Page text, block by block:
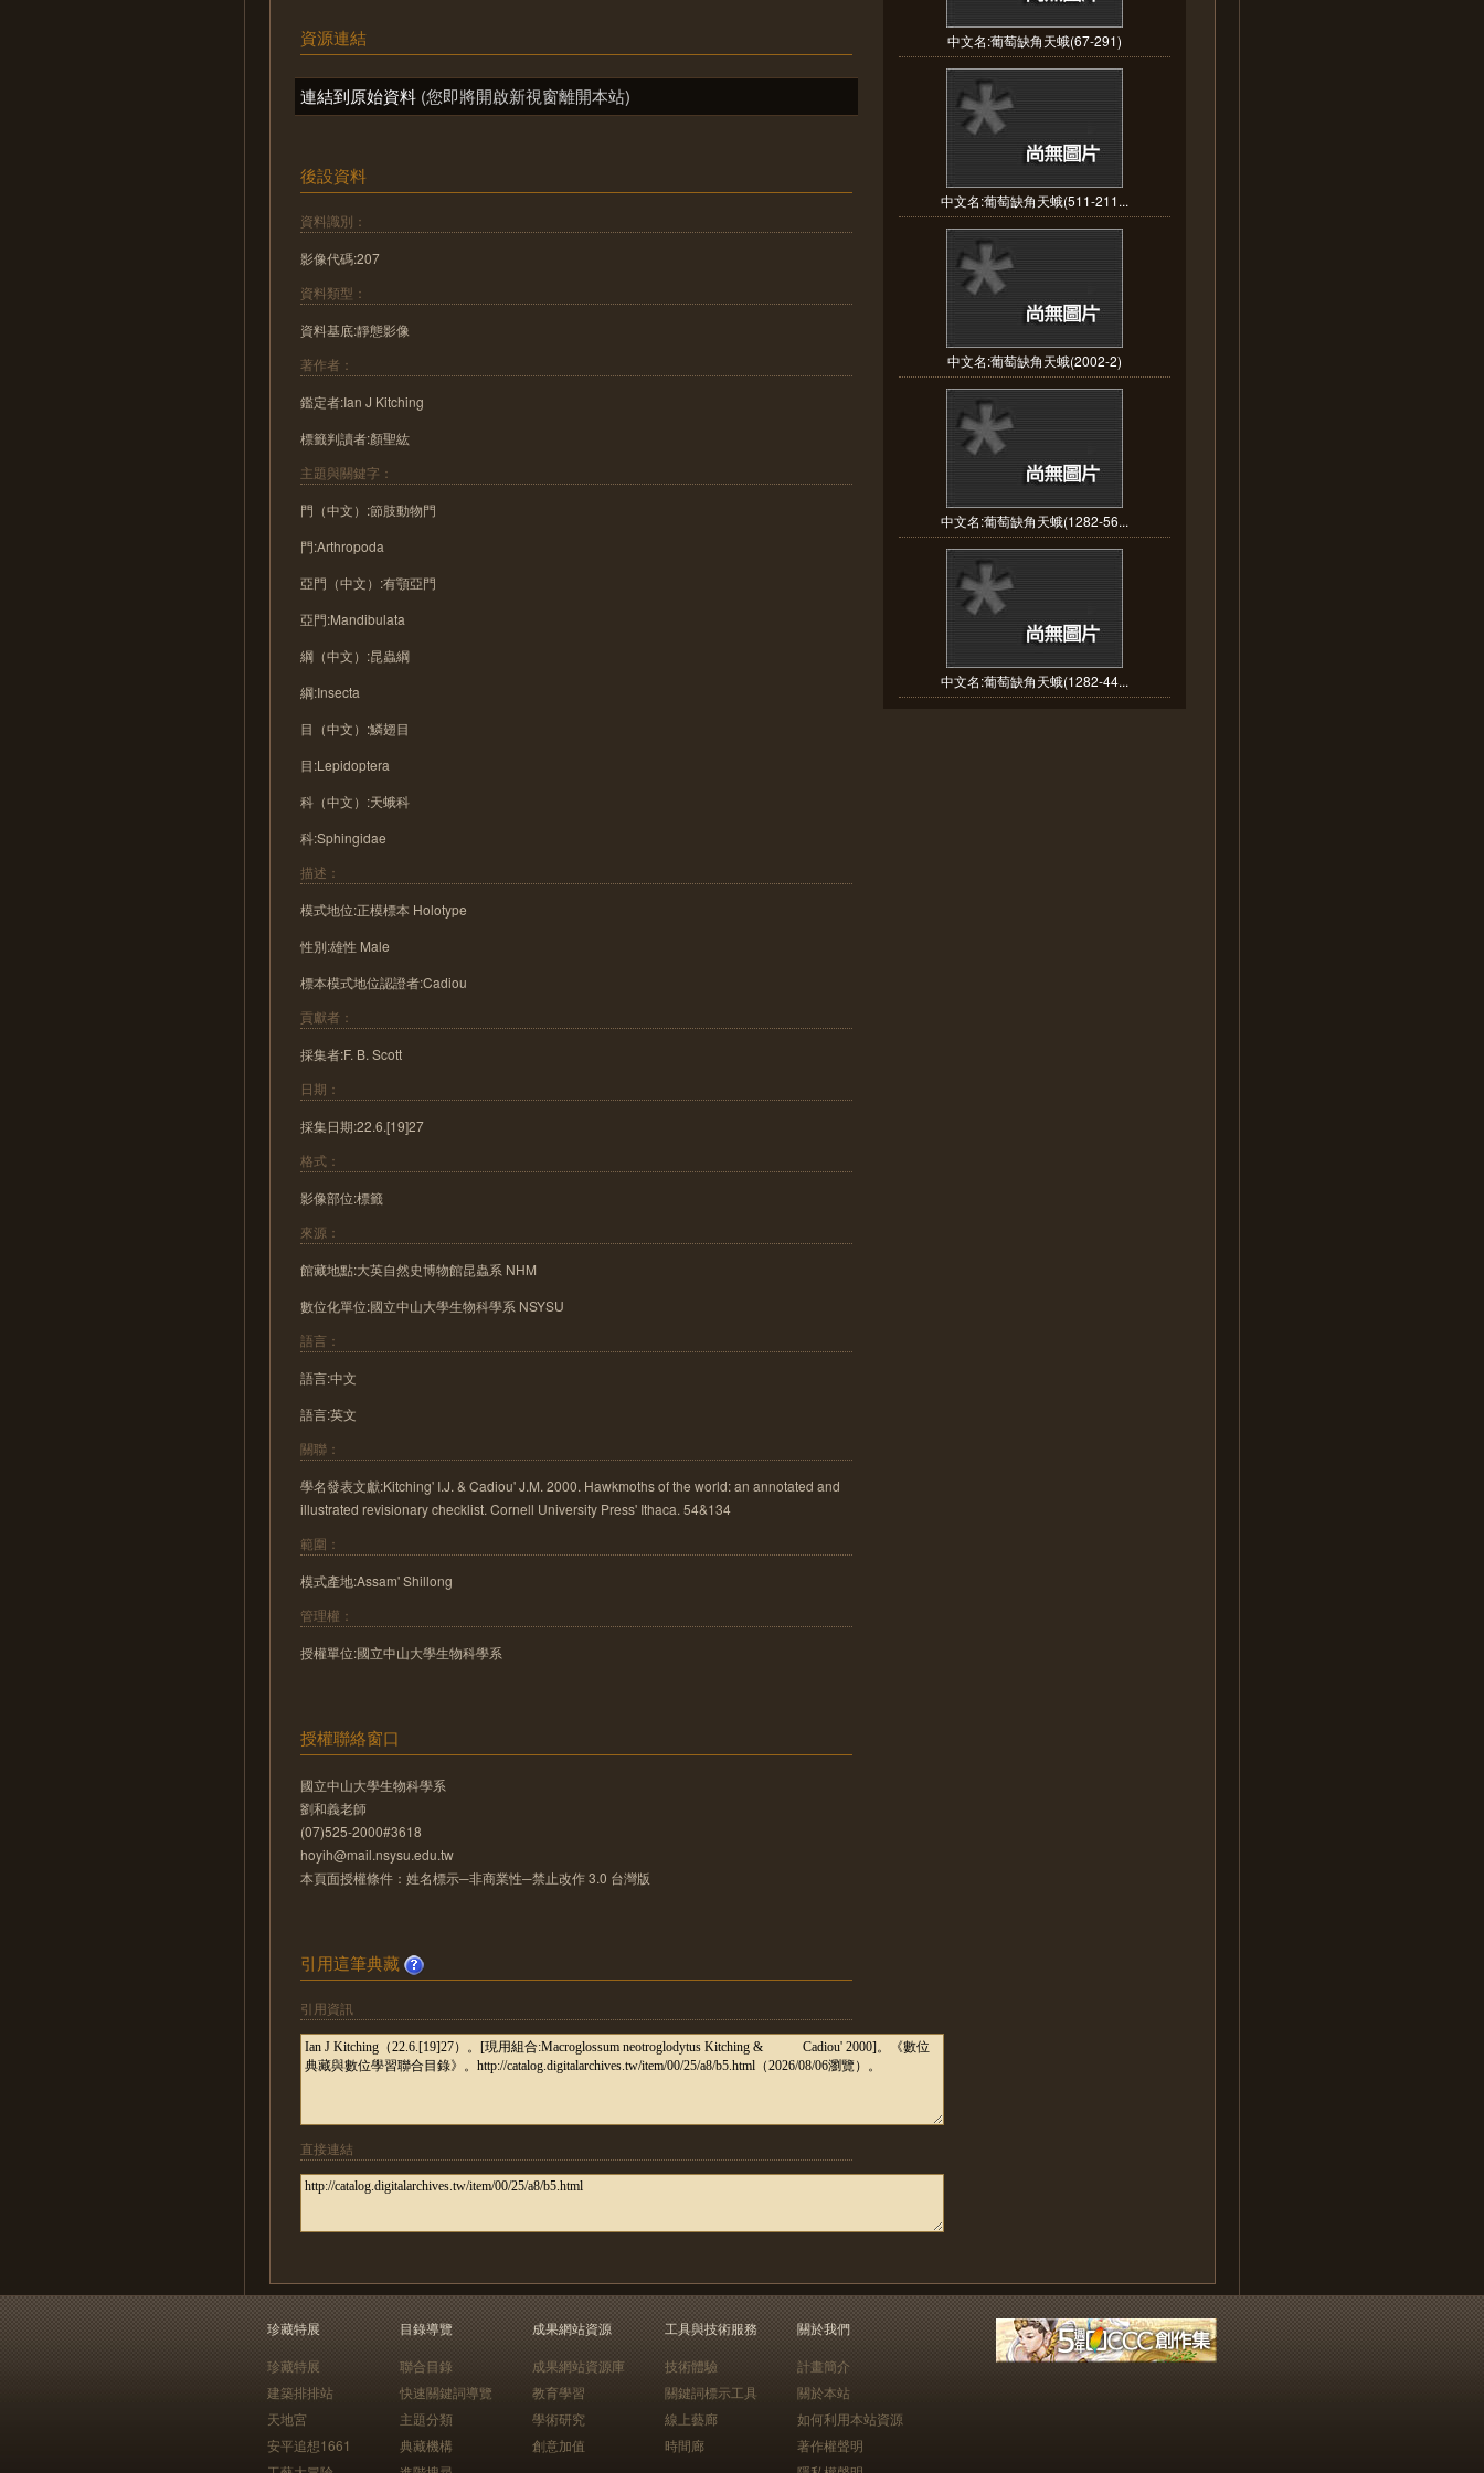
資源連結
連結到原始資料 (您即將開啟新視窗離開本站)
後設資料
資料識別：
影像代碼:207
資料類型：
資料基底:靜態影像
著作者：
鑑定者:Ian J Kitching
標籤判讀者:顏聖紘
主題與關鍵字：
門（中文）:節肢動物門
門:Arthropoda
亞門（中文）:有顎亞門
亞門:Mandibulata
綱（中文）:昆蟲綱
綱:Insecta
目（中文）:鱗翅目
目:Lepidoptera
科（中文）:天蛾科
科:Sphingidae
描述：
模式地位:正模標本 Holotype
性別:雄性 Male
標本模式地位認證者:Cadiou
貢獻者：
採集者:F. B. Scott
日期：
採集日期:22.6.[19]27
格式：
影像部位:標籤
來源：
館藏地點:大英自然史博物館昆蟲系 NHM
數位化單位:國立中山大學生物科學系 NSYSU
語言：
語言:中文
語言:英文
關聯：
學名發表文獻:Kitching' I.J. & Cadiou' J.M. 2000. Hawkmoths of the world: an annotated and
illustrated revisionary checklist. Cornell University Press' Ithaca. 54&134
範圍：
模式產地:Assam' Shillong
管理權：
授權單位:國立中山大學生物科學系
授權聯絡窗口
國立中山大學生物科學系
劉和義老師
(07)525-2000#3618
hoyih@mail.nsysu.edu.tw
本頁面授權條件：姓名標示─非商業性─禁止改作 3.0 台灣版
引用這筆典藏
引用資訊
直接連結
中文名:葡萄缺角天蛾(67-291)
中文名:葡萄缺角天蛾(511-211...
中文名:葡萄缺角天蛾(2002-2)
中文名:葡萄缺角天蛾(1282-56...
中文名:葡萄缺角天蛾(1282-44...
珍藏特展
珍藏特展
建築排排站
天地宮
安平追想1661
目錄導覽
聯合目錄
快速關鍵詞導覽
主題分類
典藏機構
成果網站資源
成果網站資源庫
教育學習
學術研究
創意加值
工具與技術服務
技術體驗
關鍵詞標示工具
線上藝廊
時間廊
關於我們
計畫簡介
關於本站
如何利用本站資源
著作權聲明